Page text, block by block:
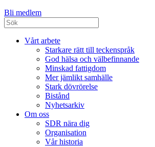
Bli medlem
Vårt arbete
Starkare rätt till teckenspråk
God hälsa och välbefinnande
Minskad fattigdom
Mer jämlikt samhälle
Stark dövrörelse
Bistånd
Nyhetsarkiv
Om oss
SDR nära dig
Organisation
Vår historia